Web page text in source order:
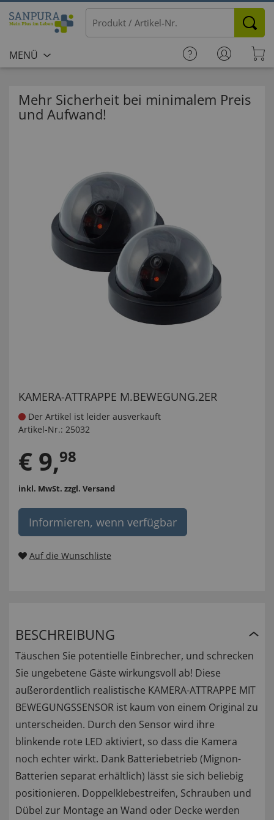
MENÜ
Mehr Sicherheit bei minimalem Preis
und Aufwand!
KAMERA-ATTRAPPE M.BEWEGUNG.2ER
Der Artikel ist leider ausverkauft
Artikel-Nr.: 25032
€ 9,98
inkl. MwSt. zzgl. Versand
Informieren, wenn verfügbar
Auf die Wunschliste
BESCHREIBUNG
Täuschen Sie potentielle Einbrecher, und schrecken
Sie ungebetene Gäste wirkungsvoll ab! Diese
außerordentlich realistische KAMERA-ATTRAPPE MIT
BEWEGUNGSSENSOR ist kaum von einem Original zu
unterscheiden. Durch den Sensor wird ihre
blinkende rote LED aktiviert, so dass die Kamera
noch echter wirkt. Dank Batteriebetrieb (Mignon-
Batterien separat erhältlich) lässt sie sich beliebig
positionieren. Doppelklebestreifen, Schrauben und
Dübel zur Montage an Wand oder Decke werden